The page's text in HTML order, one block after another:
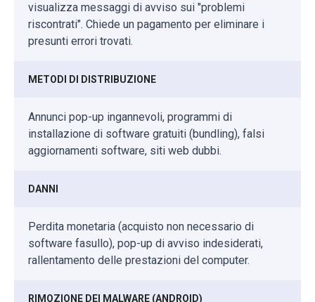
visualizza messaggi di avviso sui "problemi
riscontrati". Chiede un pagamento per eliminare i
presunti errori trovati.
METODI DI DISTRIBUZIONE
Annunci pop-up ingannevoli, programmi di
installazione di software gratuiti (bundling), falsi
aggiornamenti software, siti web dubbi.
DANNI
Perdita monetaria (acquisto non necessario di
software fasullo), pop-up di avviso indesiderati,
rallentamento delle prestazioni del computer.
RIMOZIONE DEI MALWARE (ANDROID)